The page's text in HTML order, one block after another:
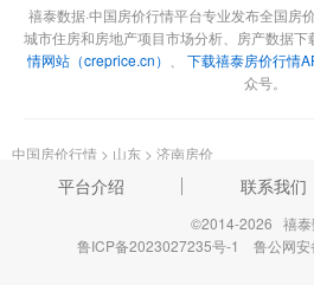
禧泰数据·中国房价行情平台专业发布全国房
城市住房和房地产项目市场分析、房产数据下
情网站（creprice.cn）
下载禧泰房价行情
众号。
中国房价行情 > 山东 > 济南房价
平台介绍 联系我们
©2014-2026 禧泰
鲁ICP备2023027235号-1
鲁公网